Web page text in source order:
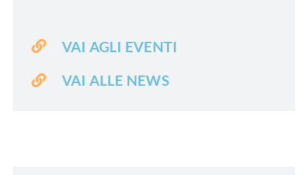
VAI AGLI EVENTI
VAI ALLE NEWS